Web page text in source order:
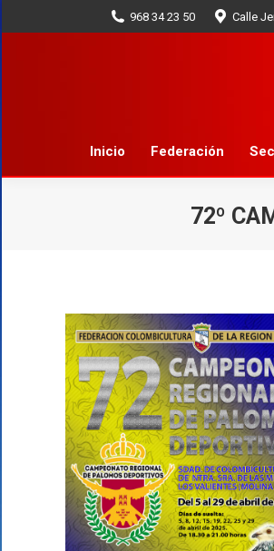
968 34 23 50 Calle
Inicio Federación
72º
Inicio